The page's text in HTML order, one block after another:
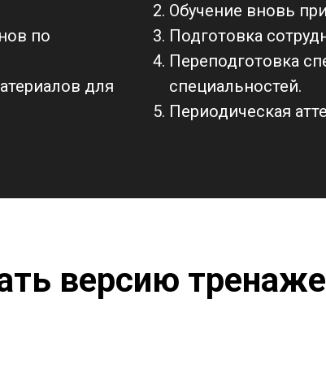
по
для
Обучение вновь
Подготовка
Переподготовка
специальностей.
Периодическая
версию